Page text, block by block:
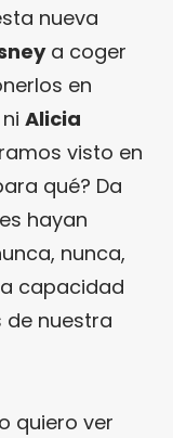
nueva
a coger
en
ni Alicia
visto en
qué? Da
hayan
nunca,
capacidad
de nuestra
quiero ver